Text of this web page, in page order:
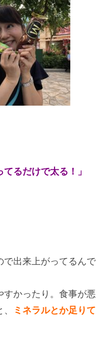
るだけで太る！」
で出来上がってるんで
すかったり。食事が悪
ミネラルとか足りて